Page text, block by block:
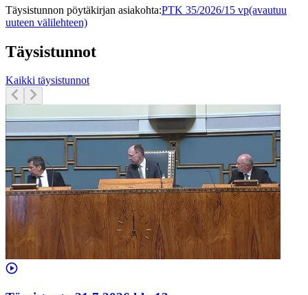
Täysistunnon pöytäkirjan asiakohta:PTK 35/2026/15 vp(avautuu
uuteen välilehteen)
Täysistunnot
Kaikki täysistunnot